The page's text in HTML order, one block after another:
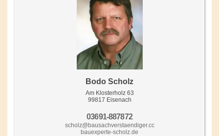
Bodo Scholz
Am Klosterholz 63
99817 Eisenach
03691-887872
scholz@bausachverstaendiger.cc
bauexperte-scholz.de